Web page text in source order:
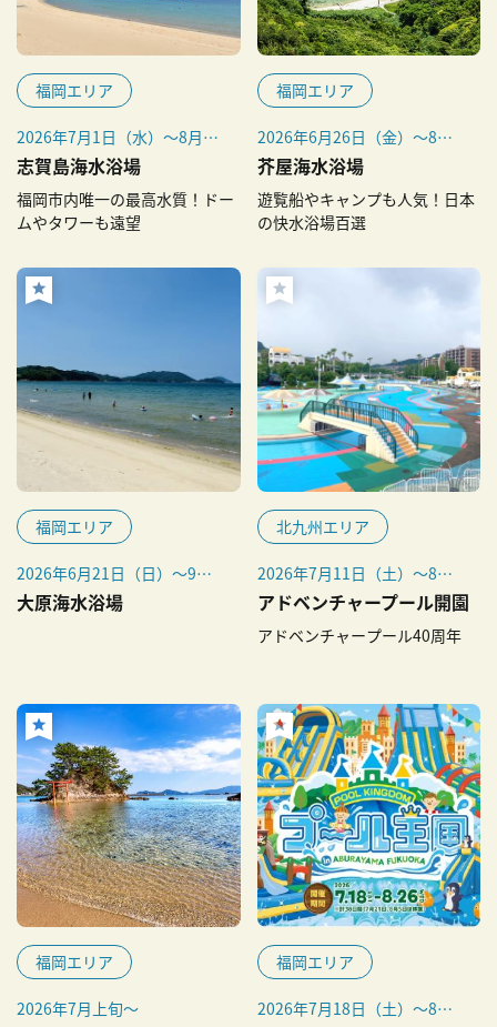
福岡エリア
2026年7月1日（水）～8月31
日（月）
志賀島海水浴場
福岡市内唯一の最高水質！ドー
ムやタワーも遠望
福岡エリア
2026年6月26日（金）～8月
下旬
芥屋海水浴場
遊覧船やキャンプも人気！日本
の快水浴場百選
福岡エリア
2026年6月21日（日）～9月
中旬
大原海水浴場
北九州エリア
2026年7月11日（土）～8月
31日（月）
アドベンチャープール開園
アドベンチャープール40周年
福岡エリア
2026年7月上旬～
福岡エリア
2026年7月18日（土）～8月